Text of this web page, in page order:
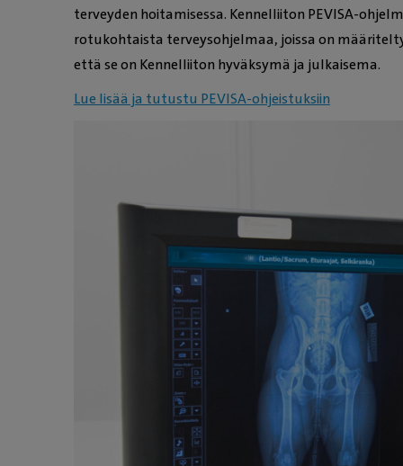
terveyden hoitamisessa. Kennelliiton PEVISA-
rotukohtaista terveysohjelmaa, joissa on
että se on Kennelliiton hyväksymä ja julkaisema.
Lue lisää ja tutustu PEVISA-ohjeistuksiin